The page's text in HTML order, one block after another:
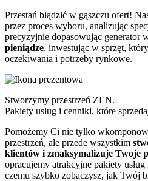
Przestań błądzić w gąszczu ofert!
przez proces wyboru, analizując
precyzyjnie dopasowując generator
pieniądze, inwestując w sprzęt,
oczekiwania i potrzeby rynkowe.
Stworzymy przestrzeń ZEN.
Pakiety usług i cenniki, które
Pomożemy Ci nie tylko
przestrzeń, ale przede wszystkim
klientów i zmaksymalizuje Twoje
opracujemy atrakcyjne pakiety
czemu szybko zobaczysz, jak Twój